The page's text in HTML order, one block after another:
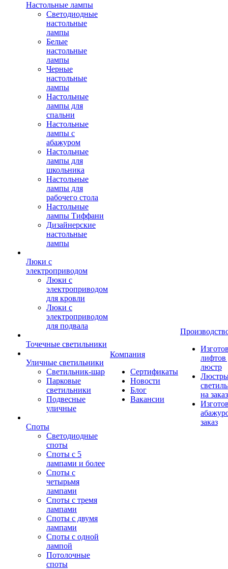
Настольные лампы
Светодиодные
настольные
лампы
Белые
настольные
лампы
Черные
настольные
лампы
Настольные
лампы для
спальни
Настольные
лампы с
абажуром
Настольные
лампы для
школьника
Настольные
лампы для
рабочего стола
Настольные
лампы Тиффани
Дизайнерские
настольные
лампы
Люки с
электроприводом
Люки с
электроприводом
для кровли
Люки с
электроприводом
для подвала
Точечные светильники
Уличные светильники
Светильник-шар
Парковые
светильники
Подвесные
уличные
Споты
Светодиодные
споты
Споты с 5
лампами и более
Споты с
четырьмя
лампами
Споты с тремя
лампами
Споты с двумя
лампами
Споты с одной
лампой
Потолочные
споты
Компания
Сертификаты
Новости
Блог
Вакансии
лифтов
люстр
на заказ
заказ